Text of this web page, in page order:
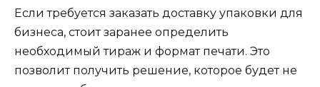
Если требуется заказать доставку упаковки для
бизнеса, стоит заранее определить
необходимый тираж и формат печати. Это
позволит получить решение, которое будет не